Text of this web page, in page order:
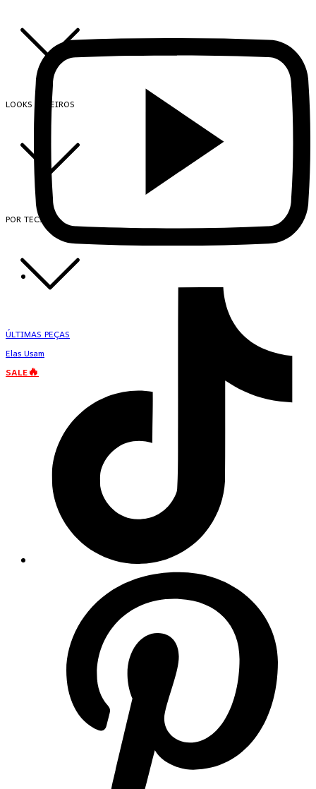
LOOKS INTEIROS
POR TECIDO
ÚLTIMAS PEÇAS
Elas Usam
SALE🔥